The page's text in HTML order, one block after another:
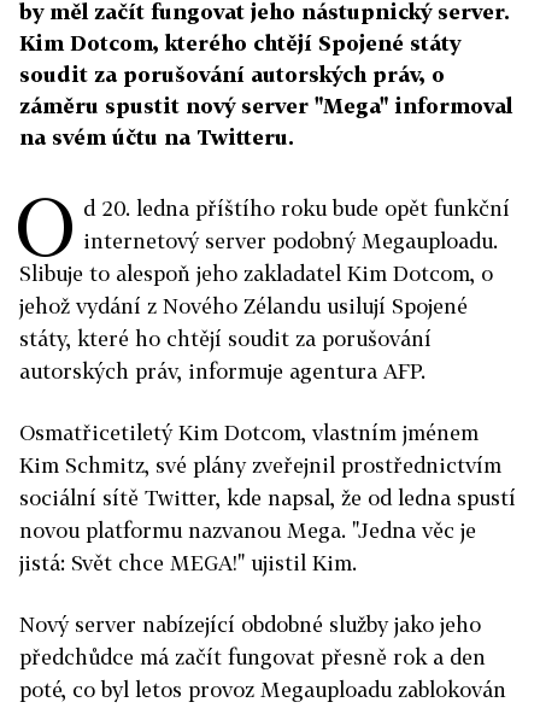
by měl začít fungovat jeho nástupnický server.
Kim Dotcom, kterého chtějí Spojené státy
soudit za porušování autorských práv, o
záměru spustit nový server "Mega" informoval
na svém účtu na Twitteru.
O d 20. ledna příštího roku bude opět funkční
internetový server podobný Megauploadu.
Slibuje to alespoň jeho zakladatel Kim Dotcom, o
jehož vydání z Nového Zélandu usilují Spojené
státy, které ho chtějí soudit za porušování
autorských práv, informuje agentura AFP.
Osmatřicetiletý Kim Dotcom, vlastním jménem
Kim Schmitz, své plány zveřejnil prostřednictvím
sociální sítě Twitter, kde napsal, že od ledna spustí
novou platformu nazvanou Mega. "Jedna věc je
jistá: Svět chce MEGA!" ujistil Kim.
Nový server nabízející obdobné služby jako jeho
předchůdce má začít fungovat přesně rok a den
poté, co byl letos provoz Megauploadu zablokován